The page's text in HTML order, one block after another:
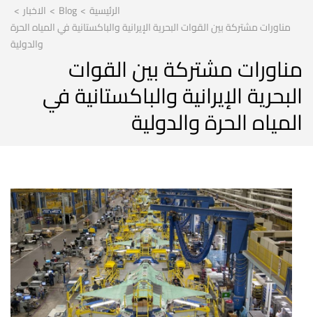
الرئيسية >
Blog
> الاخبار >
مناورات مشتركة بين القوات البحرية الإيرانية والباكستانية في المياه الحرة
والدولية
مناورات مشتركة بين القوات
البحرية الإيرانية والباكستانية في
المياه الحرة والدولية